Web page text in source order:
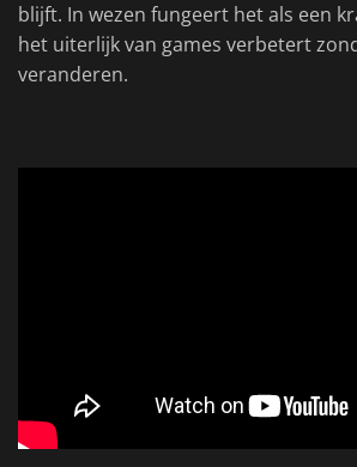
blijft. In wezen fungeert het als een
het uiterlijk van games verbetert
veranderen.